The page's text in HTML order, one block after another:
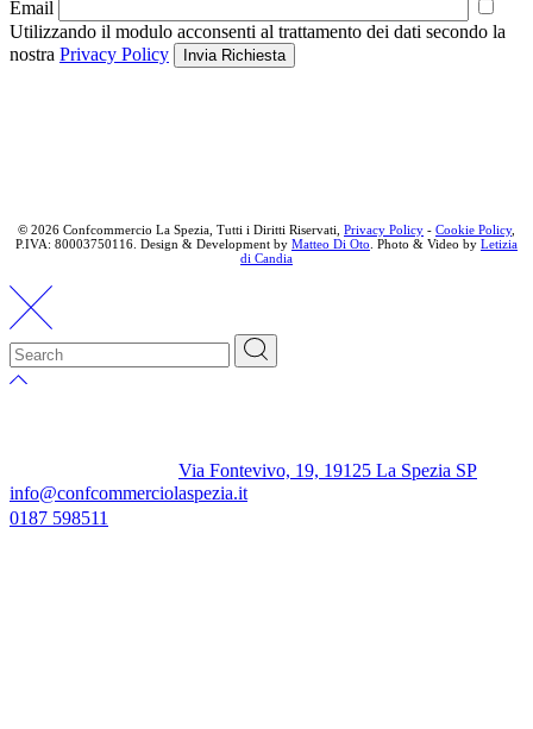
Email
Utilizzando il modulo acconsenti al trattamento dei dati secondo la
nostra Privacy Policy Invia Richiesta
© 2026 Confcommercio La Spezia, Tutti i Diritti Riservati, Privacy Policy - Cookie Policy,
P.IVA: 80003750116. Design & Development by Matteo Di Oto. Photo & Video by Letizia
di Candia
Via Fontevivo, 19, 19125 La Spezia SP
info@confcommerciolaspezia.it
0187 598511